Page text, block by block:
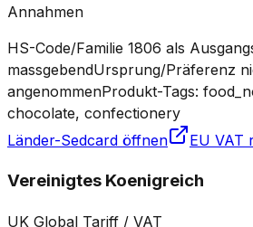
Annahmen
HS-Code/Familie 1806 als
massgebendUrsprung/Präferenz
angenommenProdukt-Tags:
chocolate, confectionery
Länder-Sedcard öffnen
EU VAT
Vereinigtes Koenigreich
UK Global Tariff / VAT